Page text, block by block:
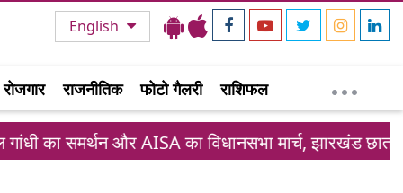
English
रोजगार राजनीतिक फोटो गैलरी राशिफल
का समर्थन और AISA का विधानसभा मार्च, झारखंड छात्र